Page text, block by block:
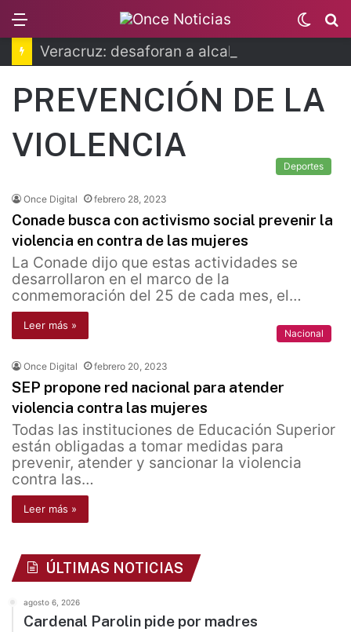
Switch
skin
PREVENCIÓN DE LA
VIOLENCIA
Deportes
Once Digital febrero 28, 2023
Conade busca con activismo social prevenir la
violencia en contra de las mujeres
La Conade dijo que estas actividades se
desarrollaron en el marco de la
conmemoración del 25 de cada mes, el…
Leer más »
Nacional
Once Digital febrero 20, 2023
SEP propone red nacional para atender
violencia contra las mujeres
Todas las instituciones de Educación Superior
están obligadas a tomar medidas para
prevenir, atender y sancionar la violencia
contra las…
Leer más »
ÚLTIMAS NOTICIAS
agosto 6, 2026
Cardenal Parolin pide por madres